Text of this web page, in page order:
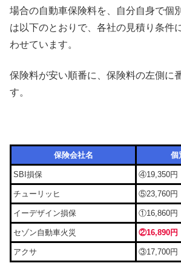
場合の自動車保険料を、自分自身で個
は以下のとおりで、各社の見積り条件
わせています。
保険料が安い順番に、保険料の左側に
す。
保険会社名 個
SBI損保 ④19,350
チューリッヒ ⑤23,760円
イーデザイン損保 ①16,860
セゾン自動車火災 ②16,890
アクサ ③17,700円